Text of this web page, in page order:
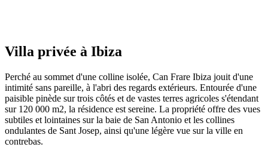
Villa privée à Ibiza
Perché au sommet d'une colline isolée, Can Frare Ibiza jouit d'une
intimité sans pareille, à l'abri des regards extérieurs. Entourée d'une
paisible pinède sur trois côtés et de vastes terres agricoles s'étendant
sur 120 000 m2, la résidence est sereine. La propriété offre des vues
subtiles et lointaines sur la baie de San Antonio et les collines
ondulantes de Sant Josep, ainsi qu'une légère vue sur la ville en
contrebas.